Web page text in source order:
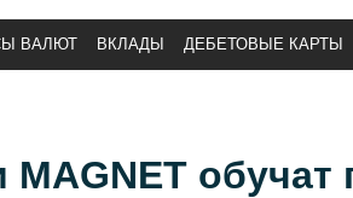
ВАЛЮТ ВКЛАДЫ ДЕБЕТОВЫЕ КАРТЫ
обучат